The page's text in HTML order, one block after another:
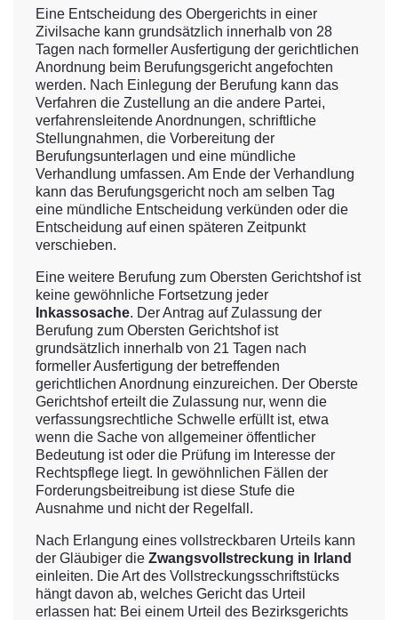
Eine Entscheidung des Obergerichts in einer
Zivilsache kann grundsätzlich innerhalb von 28
Tagen nach formeller Ausfertigung der gerichtlichen
Anordnung beim Berufungsgericht angefochten
werden. Nach Einlegung der Berufung kann das
Verfahren die Zustellung an die andere Partei,
verfahrensleitende Anordnungen, schriftliche
Stellungnahmen, die Vorbereitung der
Berufungsunterlagen und eine mündliche
Verhandlung umfassen. Am Ende der Verhandlung
kann das Berufungsgericht noch am selben Tag
eine mündliche Entscheidung verkünden oder die
Entscheidung auf einen späteren Zeitpunkt
verschieben.
Eine weitere Berufung zum Obersten Gerichtshof ist
keine gewöhnliche Fortsetzung jeder
Inkassosache. Der Antrag auf Zulassung der
Berufung zum Obersten Gerichtshof ist
grundsätzlich innerhalb von 21 Tagen nach
formeller Ausfertigung der betreffenden
gerichtlichen Anordnung einzureichen. Der Oberste
Gerichtshof erteilt die Zulassung nur, wenn die
verfassungsrechtliche Schwelle erfüllt ist, etwa
wenn die Sache von allgemeiner öffentlicher
Bedeutung ist oder die Prüfung im Interesse der
Rechtspflege liegt. In gewöhnlichen Fällen der
Forderungsbeitreibung ist diese Stufe die
Ausnahme und nicht der Regelfall.
Nach Erlangung eines vollstreckbaren Urteils kann
der Gläubiger die Zwangsvollstreckung in Irland
einleiten. Die Art des Vollstreckungsschriftstücks
hängt davon ab, welches Gericht das Urteil
erlassen hat: Bei einem Urteil des Bezirksgerichts